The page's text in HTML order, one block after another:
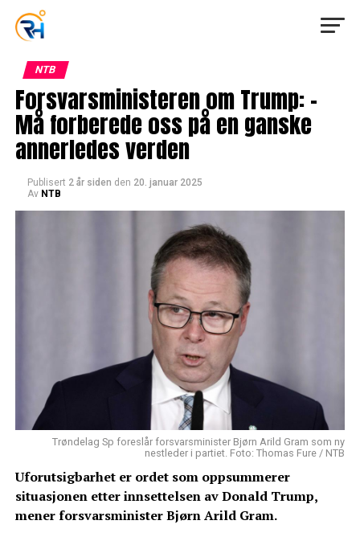
NTB
Forsvarsministeren om Trump: –
Må forberede oss på en ganske
annerledes verden
Publisert 2 år siden den 20. januar 2025
Av NTB
Trøndelag Sp foreslår forsvarsminister Bjørn Arild Gram som ny
nestleder i partiet. Foto: Thomas Fure / NTB
Uforutsigbarhet er ordet som oppsummerer
situasjonen etter innsettelsen av Donald Trump,
mener forsvarsminister Bjørn Arild Gram.